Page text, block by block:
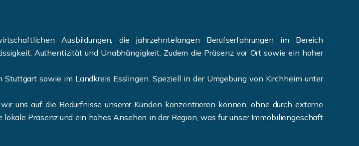
Ausbildungen, die jahrzehntelangen Berufserfahrungen im Bereich
Authentizität und Unabhängigkeit. Zudem die Präsenz vor Ort sowie ein hoher
sowie im Landkreis Esslingen. Speziell in der Umgebung von Kirchheim unter
uns auf die Bedürfnisse unserer Kunden konzentrieren können, ohne durch externe
Präsenz und ein hohes Ansehen in der Region, was für unser Immobiliengeschäft